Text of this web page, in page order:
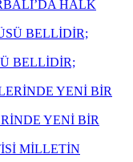
HALK
BELLİDİR;
YENİ BİR